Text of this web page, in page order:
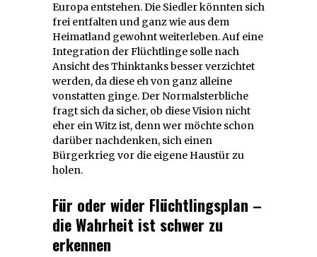
Europa entstehen. Die Siedler könnten sich
frei entfalten und ganz wie aus dem
Heimatland gewohnt weiterleben. Auf eine
Integration der Flüchtlinge solle nach
Ansicht des Thinktanks besser verzichtet
werden, da diese eh von ganz alleine
vonstatten ginge. Der Normalsterbliche
fragt sich da sicher, ob diese Vision nicht
eher ein Witz ist, denn wer möchte schon
darüber nachdenken, sich einen
Bürgerkrieg vor die eigene Haustür zu
holen.
Für oder wider Flüchtlingsplan –
die Wahrheit ist schwer zu
erkennen